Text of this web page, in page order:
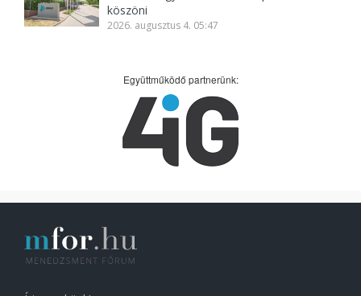
köszöni
2026. augusztus 4. 05:47
Együttműködő partnerünk: